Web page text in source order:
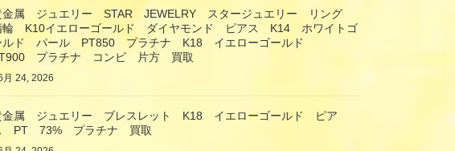
金属 ジュエリー STAR JEWELRY スタージュエリー リング
輪 K10イエローゴールド ダイヤモンド ピアス K14 ホワイトゴ
ルド パール PT850 プラチナ K18 イエローゴールド
プラチナ コンビ 片方 買取
月 24, 2026
金属 ジュエリー ブレスレット K18 イエローゴールド ピア
PT 73% プラチナ 買取